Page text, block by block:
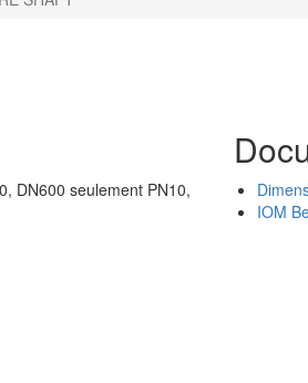
DN600 seulement PN10,
IOM